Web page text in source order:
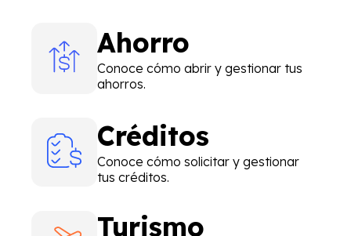
Ahorro
Conoce cómo abrir y gestionar tus
ahorros.
Créditos
Conoce cómo solicitar y gestionar
tus créditos.
Turismo